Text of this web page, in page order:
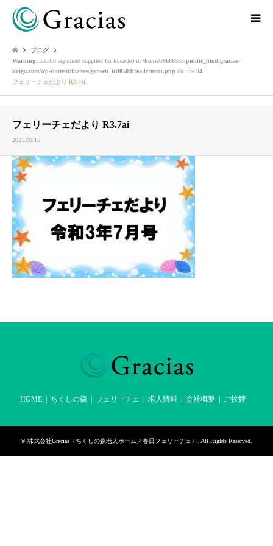
ブログ
Warning: Invalid argument supplied for foreach() in /home/r8688555/public_html/gracias-
kaigo.com/wp-content/themes/gensen_tcd050/breadcrumb.php on line 94
フェリーチェだより R3.7ai
フェリーチェだより R3.7ai
2021.08.15
HOME ちくしの森 フェリーチェ 求人情報 会社概要 ご挨拶
© 株式会社Gracias（ちくしの森老人ホーム／春日フェリーチェ） . All Rights Reserved.